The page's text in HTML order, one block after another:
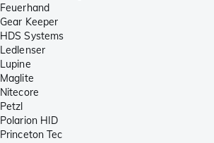
Feuerhand
Gear Keeper
HDS Systems
Ledlenser
Lupine
Maglite
Nitecore
Petzl
Polarion HID
Princeton Tec